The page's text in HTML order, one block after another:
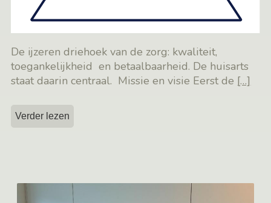
De ijzeren driehoek van de zorg: kwaliteit,
toegankelijkheid en betaalbaarheid. De huisarts
staat daarin centraal. Missie en visie Eerst de […]
Verder lezen